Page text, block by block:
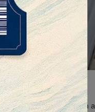
com aconchego em um